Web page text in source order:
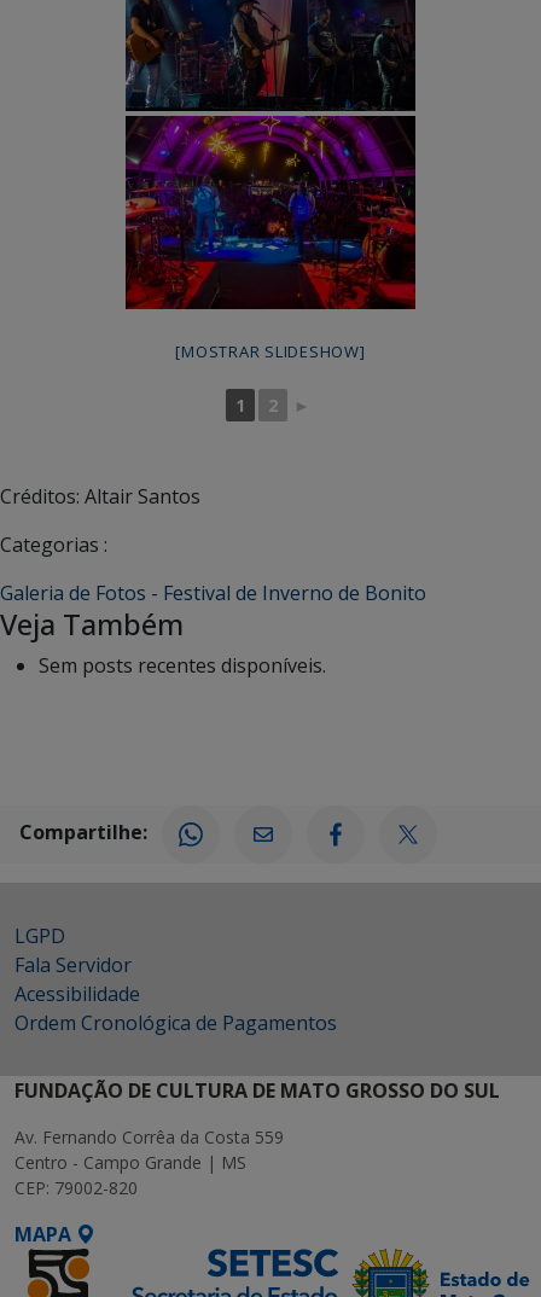
[MOSTRAR SLIDESHOW]
1 2 ►
Créditos: Altair Santos
Categorias :
Galeria de Fotos - Festival de Inverno de Bonito
Veja Também
Sem posts recentes disponíveis.
Compartilhe:
LGPD
Fala Servidor
Acessibilidade
Ordem Cronológica de Pagamentos
FUNDAÇÃO DE CULTURA DE MATO GROSSO DO SUL
Av. Fernando Corrêa da Costa 559
Centro - Campo Grande | MS
CEP: 79002-820
MAPA